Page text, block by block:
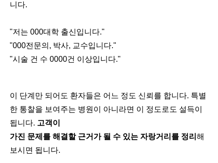
니다.
"저는 000대학 출신입니다."
"000전문의, 박사, 교수입니다."
"시술 건 수 0000건 이상입니다."
이 단계만 되어도 환자들은 어느 정도 신뢰를 합니다. 특별
한 통찰을 보여주는 병원이 아니라면 이 정도로도 설득이
됩니다. 고객이
가진 문제를 해결할 근거가 될 수 있는 자랑거리를 정리 해
보시면 됩니다.